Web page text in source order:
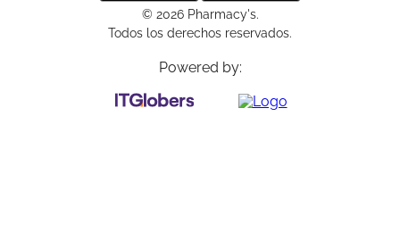
© 2026 Pharmacy's.
Todos los derechos reservados.
Powered by: